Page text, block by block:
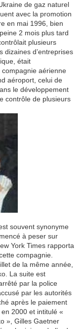
de gaz naturel
avec la promotion
en mai 1996, bien
2 mois plus tard
plusieurs
dizaines d’entreprises
était
aérienne
aéroport, celui de
le développement
contrôle de plusieurs
souvent synonyme
à peser sur
York Times rapporta
compagnie.
de la même année,
La suite est
par la police
par les autorités
après le paiement
2000 et intitulé «
», Gilles Gaetner